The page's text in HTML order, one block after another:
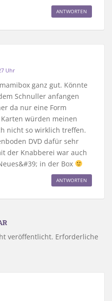
ANTWORTEN
Uhr
ganz gut. Könnte
Schnuller anfangen
da nur eine Form
würden meinen
nicht so wirklich treffen.
DVD dafür sehr
der Knabberei war auch
in der Box
ANTWORTEN
veröffentlicht. Erforderliche